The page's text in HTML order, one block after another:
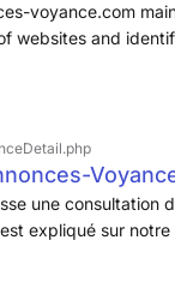
voyance.com
websites and
une consultation
expliqué sur